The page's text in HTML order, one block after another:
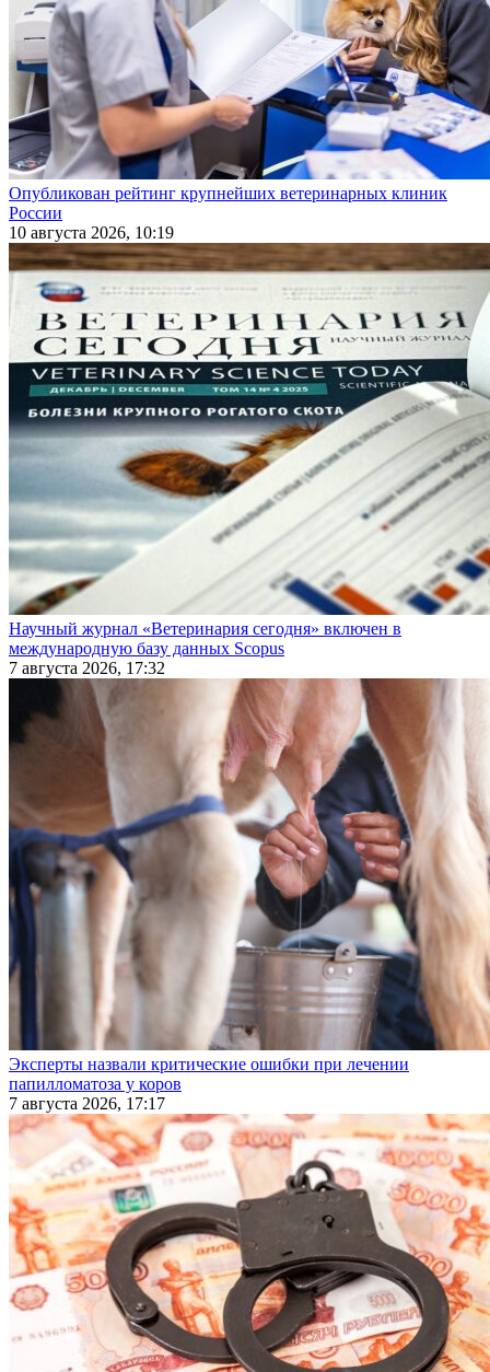
Опубликован рейтинг крупнейших ветеринарных клиник
России
10 августа 2026, 10:19
Научный журнал «Ветеринария сегодня» включен в
международную базу данных Scopus
7 августа 2026, 17:32
Эксперты назвали критические ошибки при лечении
папилломатоза у коров
7 августа 2026, 17:17